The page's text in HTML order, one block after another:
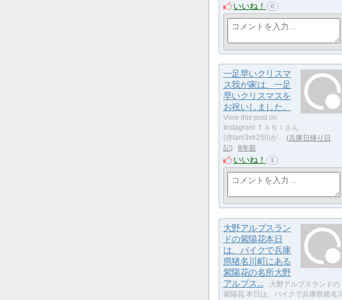
いいね！ 0
一足早いクリスマ
ス我が家は、一足
早いクリスマスを
お祝いしました。
View this post on
Instagram ＴＡＮＩさん
(@tani3vtr250)が…
兵庫日帰り日
記
8年前
いいね！ 1
大野アルプスラン
ドの紫陽花本日
は、バイクで兵庫
県猪名川町にある
紫陽花の名所大野
アルプス...
大野アルプスランドの
紫陽花 本日は、バイクで兵庫県猪名川